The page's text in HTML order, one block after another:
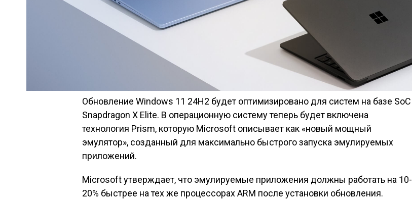
Обновление Windows 11 24H2 будет оптимизировано для систем на базе SoC
Snapdragon X Elite. В операционную систему теперь будет включена
технология Prism, которую Microsoft описывает как «новый мощный
эмулятор», созданный для максимально быстрого запуска эмулируемых
приложений.
Microsoft утверждает, что эмулируемые приложения должны работать на 10-
20% быстрее на тех же процессорах ARM после установки обновления.